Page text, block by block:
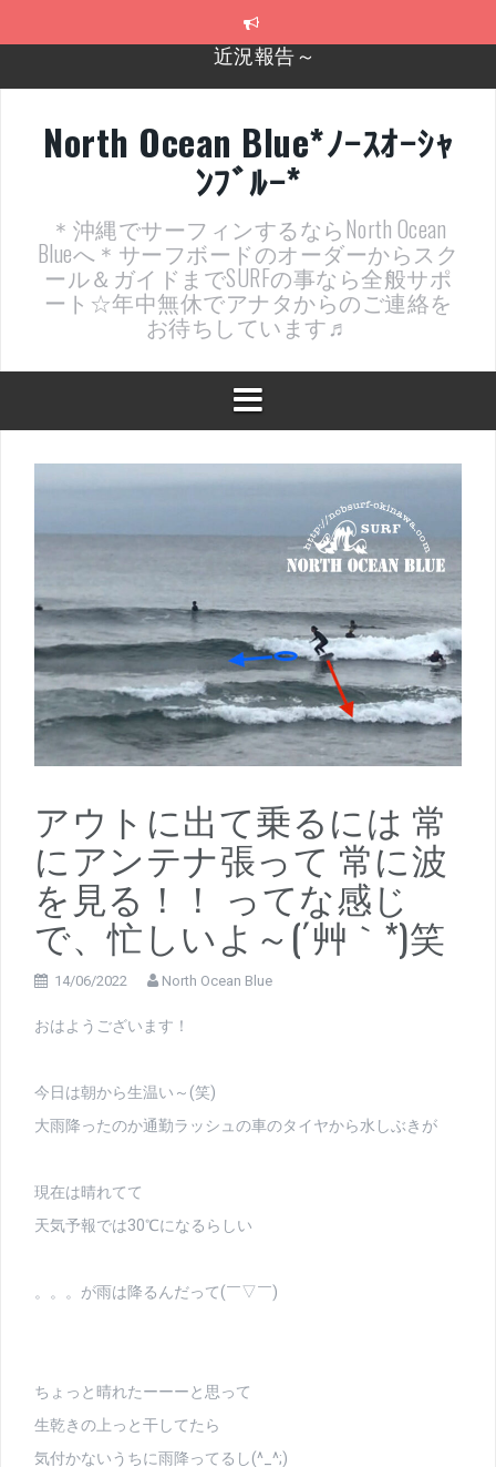
2026年明けました〜
近況報告ww
ヤッチマッターーーー！！！
支部長就任報告と支部予選・検定開催決定！
近況報告～
North Ocean Blue*ﾉｰｽｵｰｼｬ
ﾝﾌﾞﾙｰ*
＊沖縄でサーフィンするならNorth Ocean
Blueへ＊サーフボードのオーダーからスク
ール＆ガイドまでSURFの事なら全般サポ
ート☆年中無休でアナタからのご連絡を
お待ちしています♬
アウトに出て乗るには 常
にアンテナ張って 常に波
を見る！！ ってな感じ
で、忙しいよ～(´艸｀*)笑
14/06/2022 North Ocean Blue
おはようございます！
今日は朝から生温い～(笑)
大雨降ったのか通勤ラッシュの車のタイヤから水しぶきが
現在は晴れてて
天気予報では30℃になるらしい
。。。が雨は降るんだって(￣▽￣)
ちょっと晴れたーーーと思って
生乾きの上っと干してたら
気付かないうちに雨降ってるし(^_^;)